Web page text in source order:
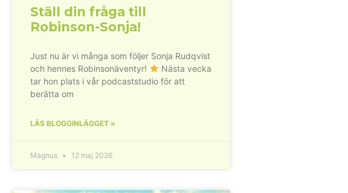
Ställ din fråga till
Robinson-Sonja!
Just nu är vi många som följer Sonja Rudqvist
och hennes Robinsonäventyr!
Nästa vecka
tar hon plats i vår podcaststudio för att
berätta om
LÄS BLOGGINLÄGGET »
Magnus 12 maj 2026